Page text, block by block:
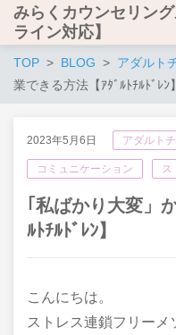
みらくカウンセリン
ライン対応】
TOP BLOG アダルト
業できる方法【ｱﾀﾞﾙﾄﾁﾙﾄﾞﾚﾝ】
2023年5月6日 アダルト
コミュニケーション ス
｢私ばかり大変」
ﾙﾄﾁﾙﾄﾞﾚﾝ】
こんにちは。
ストレス連鎖フリーメ